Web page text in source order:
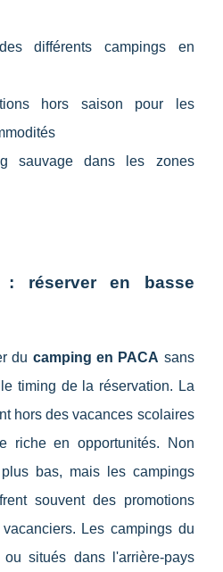
différents campings en
hors saison pour les
sauvage dans les zones
: réserver en basse
du camping en PACA sans
timing de la réservation. La
hors des vacances scolaires
riche en opportunités. Non
bas, mais les campings
souvent des promotions
Les campings du
ou situés dans l'arrière-pays